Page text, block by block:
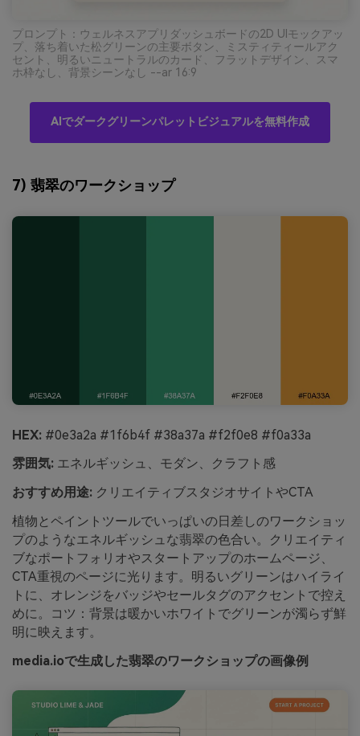
プロンプト：ウェルネスアプリダッシュボードの2D UIモックアッ
プ、落ち着いた松グリーンの主要ボタン、ミスティティールアク
セント、明るいニュートラルのカード、フラットデザイン、スマ
ホ枠なし、背景シーンなし --ar 16:9
AIでダークグリーンパレットビジュアルを無料作成
7) 翡翠のワークショップ
HEX: #0e3a2a #1f6b4f #38a37a #f2f0e8 #f0a33a
雰囲気: エネルギッシュ、モダン、クラフト感
おすすめ用途: クリエイティブスタジオサイトやCTA
植物とペイントツールでいっぱいの日差しのワークショッ
プのようなエネルギッシュな翡翠の色合い。クリエイティ
ブなポートフォリオやスタートアップのホームページ、
CTA重視のページに光ります。明るいグリーンはハイライ
トに、オレンジをバッジやセールタグのアクセントで控え
めに。コツ：背景は暖かいホワイトでグリーンが濁らず鮮
明に映えます。
media.ioで生成した翡翠のワークショップの画像例